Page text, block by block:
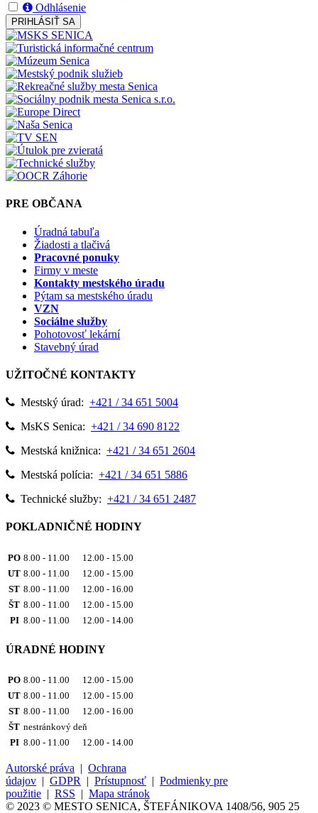
Odhlásenie
PRIHLÁSIŤ SA
PRE OBČANA
Úradná tabuľa
Žiadosti a tlačivá
Pracovné ponuky
Firmy v meste
Kontakty mestského úradu
Pýtam sa mestského úradu
VZN
Sociálne služby
Pohotovosť lekární
Stavebný úrad
UŽITOČNÉ KONTAKTY
Mestský úrad: +421 / 34 651 5004
MsKS Senica: +421 / 34 690 8122
Mestská knižnica: +421 / 34 651 2604
Mestská polícia: +421 / 34 651 5886
Technické služby: +421 / 34 651 2487
POKLADNIČNÉ HODINY
PO 8.00 - 11.00 12.00 - 15.00
UT 8.00 - 11.00 12.00 - 15.00
ST 8.00 - 11.00 12.00 - 16.00
ŠT 8.00 - 11.00 12.00 - 15.00
PI 8.00 - 11.00 12.00 - 14.00
ÚRADNÉ HODINY
PO 8.00 - 11.00 12.00 - 15.00
UT 8.00 - 11.00 12.00 - 15.00
ST 8.00 - 11.00 12.00 - 16.00
ŠT nestránkový deň
PI 8.00 - 11.00 12.00 - 14.00
Autorské práva | Ochrana
údajov | GDPR | Prístupnosť | Podmienky pre
použitie | RSS | Mapa stránok
© 2023 © MESTO SENICA, ŠTEFÁNIKOVA 1408/56, 905 25